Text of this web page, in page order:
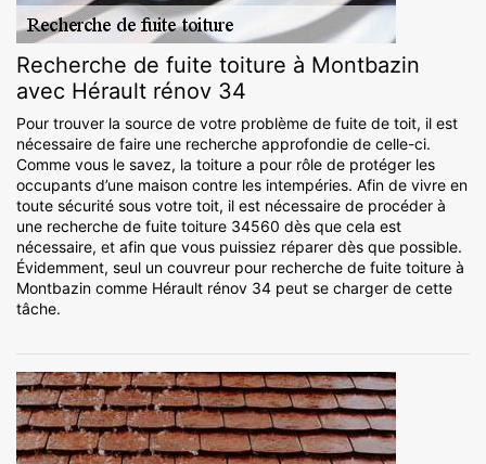
Recherche de fuite toiture à Montbazin
avec Hérault rénov 34
Pour trouver la source de votre problème de fuite de toit, il est
nécessaire de faire une recherche approfondie de celle-ci.
Comme vous le savez, la toiture a pour rôle de protéger les
occupants d’une maison contre les intempéries. Afin de vivre en
toute sécurité sous votre toit, il est nécessaire de procéder à
une recherche de fuite toiture 34560 dès que cela est
nécessaire, et afin que vous puissiez réparer dès que possible.
Évidemment, seul un couvreur pour recherche de fuite toiture à
Montbazin comme Hérault rénov 34 peut se charger de cette
tâche.